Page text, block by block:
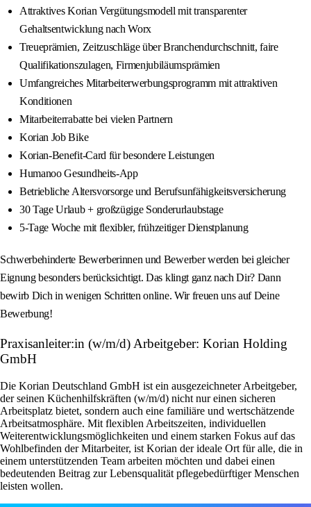
Attraktives Korian Vergütungsmodell mit transparenter
Gehaltsentwicklung nach Worx
Treueprämien, Zeitzuschläge über Branchendurchschnitt, faire
Qualifikationszulagen, Firmenjubiläumsprämien
Umfangreiches Mitarbeiterwerbungsprogramm mit attraktiven
Konditionen
Mitarbeiterrabatte bei vielen Partnern
Korian Job Bike
Korian-Benefit-Card für besondere Leistungen
Humanoo Gesundheits-App
Betriebliche Altersvorsorge und Berufsunfähigkeitsversicherung
30 Tage Urlaub + großzügige Sonderurlaubstage
5-Tage Woche mit flexibler, frühzeitiger Dienstplanung
Schwerbehinderte Bewerberinnen und Bewerber werden bei gleicher
Eignung besonders berücksichtigt. Das klingt ganz nach Dir? Dann
bewirb Dich in wenigen Schritten online. Wir freuen uns auf Deine
Bewerbung!
Praxisanleiter:in (w/m/d) Arbeitgeber: Korian Holding
GmbH
Die Korian Deutschland GmbH ist ein ausgezeichneter Arbeitgeber,
der seinen Küchenhilfskräften (w/m/d) nicht nur einen sicheren
Arbeitsplatz bietet, sondern auch eine familiäre und wertschätzende
Arbeitsatmosphäre. Mit flexiblen Arbeitszeiten, individuellen
Weiterentwicklungsmöglichkeiten und einem starken Fokus auf das
Wohlbefinden der Mitarbeiter, ist Korian der ideale Ort für alle, die in
einem unterstützenden Team arbeiten möchten und dabei einen
bedeutenden Beitrag zur Lebensqualität pflegebedürftiger Menschen
leisten wollen.